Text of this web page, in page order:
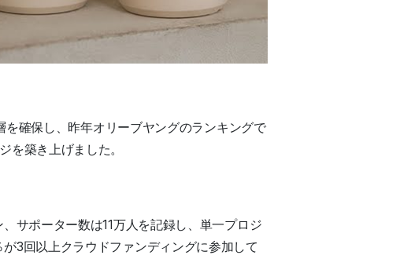
を確保し、昨年オリーブヤングのランキングで
を築き上げました。
サポーター数は11万人を記録し、単一プロジ
3回以上クラウドファンディングに参加して